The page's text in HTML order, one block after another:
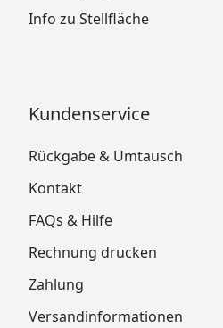
Info zu Stellfläche
Kundenservice
Rückgabe & Umtausch
Kontakt
FAQs & Hilfe
Rechnung drucken
Zahlung
Versandinformationen